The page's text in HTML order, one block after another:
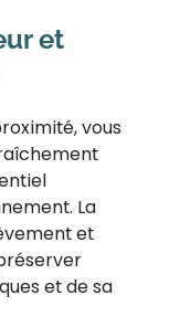
et
vous
La
et
et de sa